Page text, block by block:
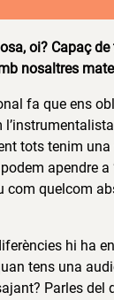
oi? Capaç
nosaltres
fa que ens
tots tenim
apendre
com quelcom
hi ha
tens una
Parles